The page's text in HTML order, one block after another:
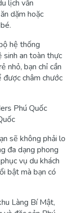
lịch vẫn
dặm hoặc
hệ thống
sinh an toàn thực
nhỏ, bạn chỉ cần
châm chước
sẽ không phải lo
đa dạng phong
vụ du khách
bật mà bạn có
Làng Bí Mật,